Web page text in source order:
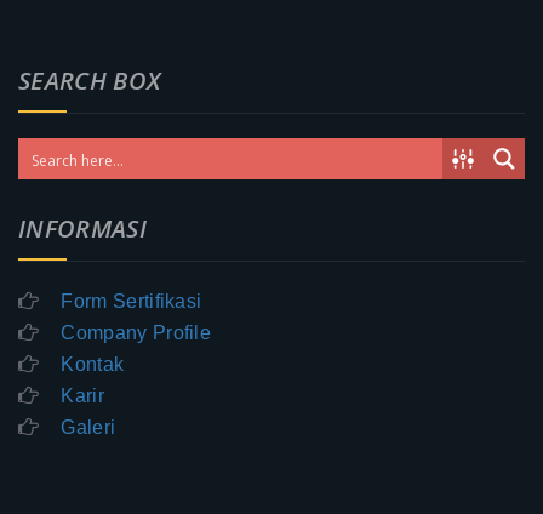
SEARCH BOX
INFORMASI
Form Sertifikasi
Company Profile
Kontak
Karir
Galeri